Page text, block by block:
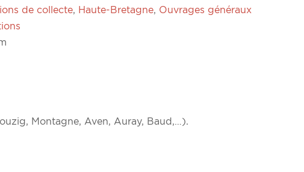
de collecte, Haute-Bretagne, Ouvrages généraux
Montagne, Aven, Auray, Baud,…).